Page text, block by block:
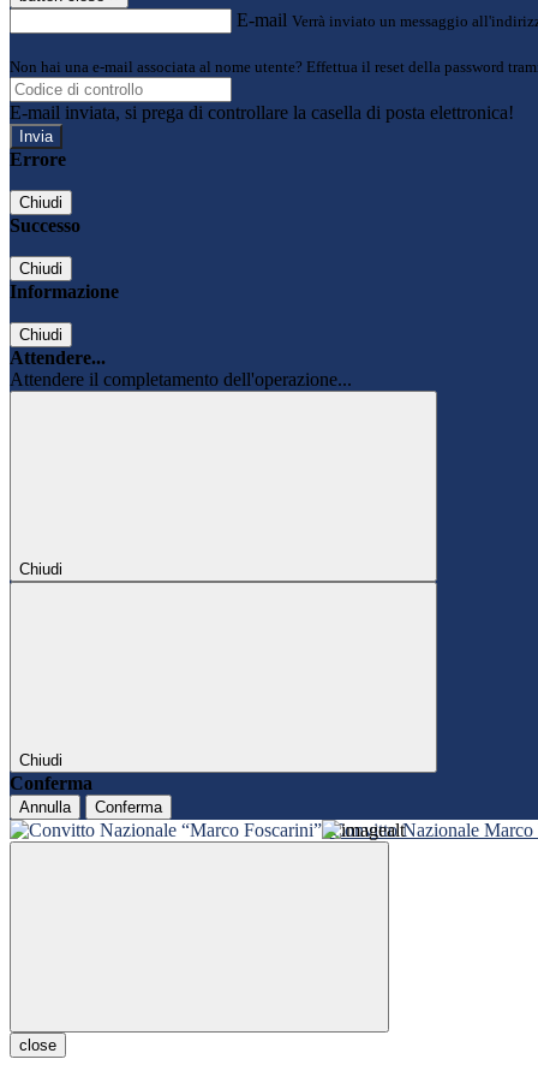
E-mail Verrà inviato un messaggio
Non hai una e-mail associata al nome utente? Effettua il reset della password
E-mail inviata, si prega di controllare la casella di posta elettronica!
Errore
Chiudi
Successo
Chiudi
Informazione
Chiudi
Attendere...
Attendere il completamento dell'operazione...
Chiudi
Chiudi
Conferma
Annulla Conferma
Convitto Nazionale Marco
close